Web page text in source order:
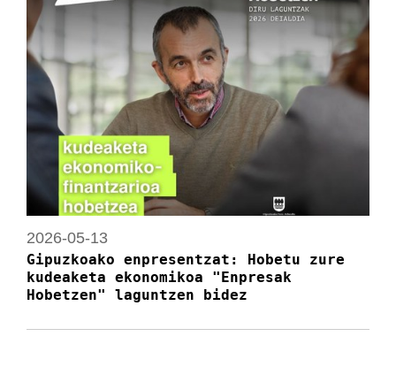
2026-05-13
Gipuzkoako enpresentzat: Hobetu zure
kudeaketa ekonomikoa "Enpresak
Hobetzen" laguntzen bidez